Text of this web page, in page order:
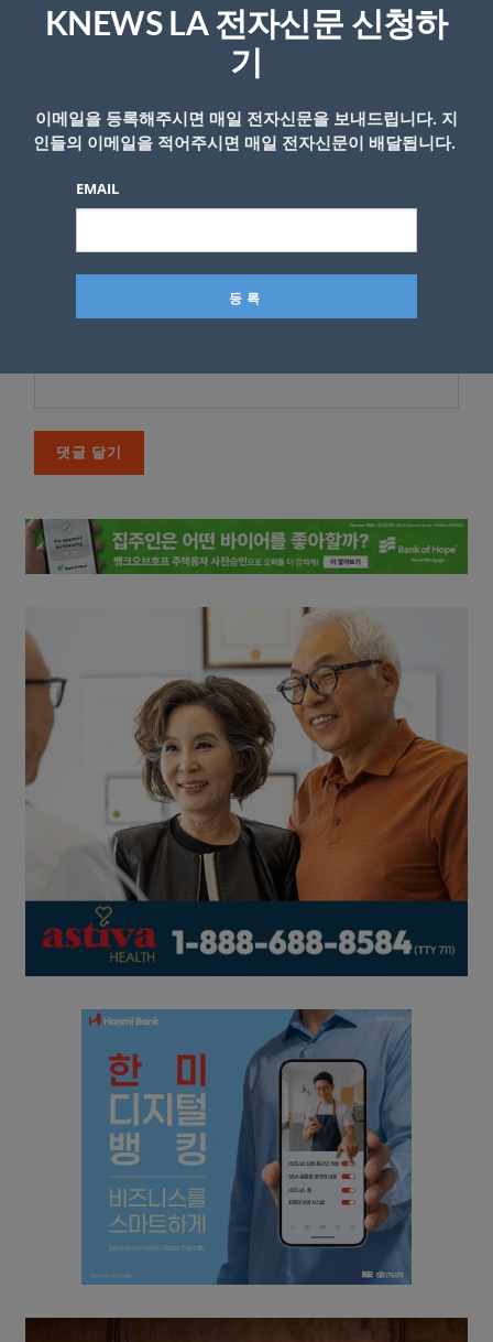
KNEWS LA 전자신문 신청하
기
이메일을 등록해주시면 매일 전자신문을 보내드립니다. 지
인들의 이메일을 적어주시면 매일 전자신문이 배달됩니다.
EMAIL